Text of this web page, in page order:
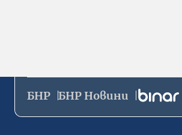
БНР БНР Новини